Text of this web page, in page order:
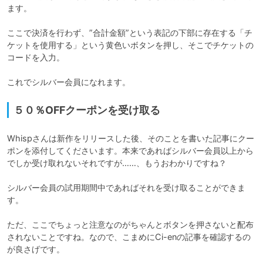
ます。
ここで決済を行わず、”合計金額”という表記の下部に存在する「チ
ケットを使用する」という黄色いボタンを押し、そこでチケットの
コードを入力。
これでシルバー会員になれます。
５０％OFFクーポンを受け取る
Whispさんは新作をリリースした後、そのことを書いた記事にクー
ポンを添付してくださいます。本来であればシルバー会員以上から
でしか受け取れないそれですが……、もうおわかりですね？
シルバー会員の試用期間中であればそれを受け取ることができま
す。
ただ、ここでちょっと注意なのがちゃんとボタンを押さないと配布
されないことですね。なので、こまめにCi-enの記事を確認するの
が良さげです。